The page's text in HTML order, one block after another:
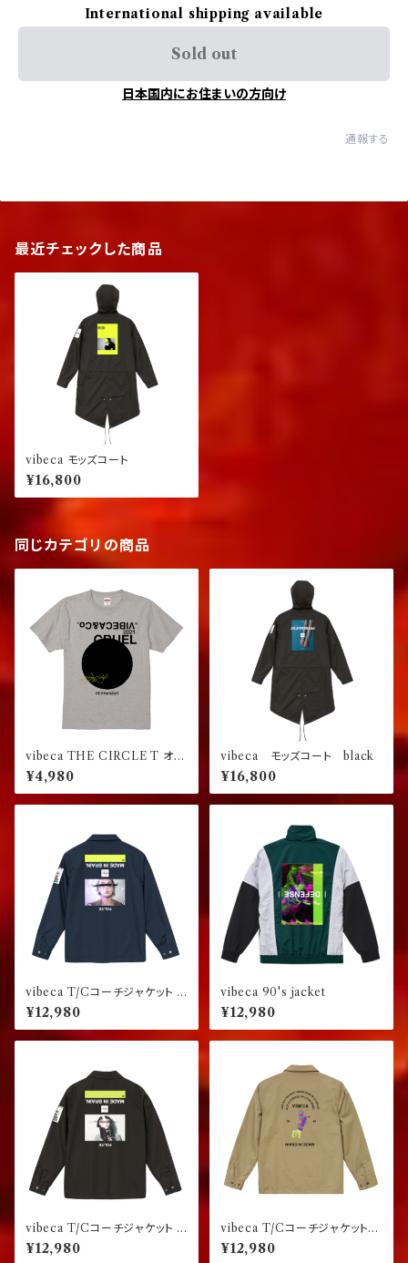
International shipping available
Sold out
日本国内にお住まいの方向け
通報する
最近チェックした商品
vibeca モッズコート
¥16,800
同じカテゴリの商品
vibeca THE CIRCLE T オー
トミール【レギュラーフィット】
¥4,980
vibeca モッズコート black
¥16,800
vibeca T/Cコーチジャケット p
ermanent collection 0.00
ネイビー
¥12,980
vibeca 90's jacket
¥12,980
vibeca T/Cコーチジャケット p
ermanent collection 0.00
ブラック
¥12,980
vibeca T/Cコーチジャケット
beige
¥12,980